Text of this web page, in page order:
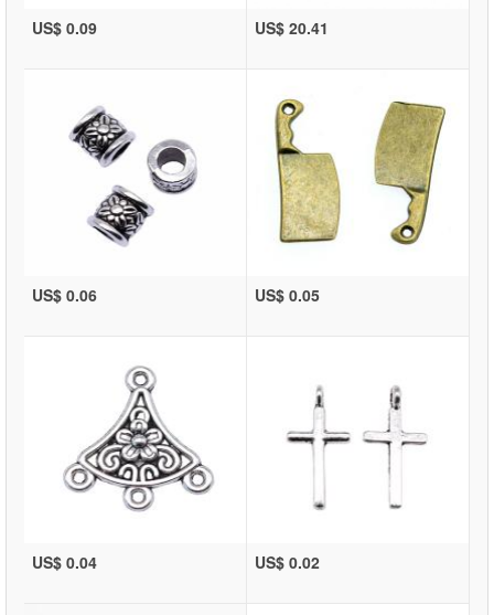
US$ 0.09 US$ 20.41
US$ 0.06 US$ 0.05
US$ 0.04 US$ 0.02